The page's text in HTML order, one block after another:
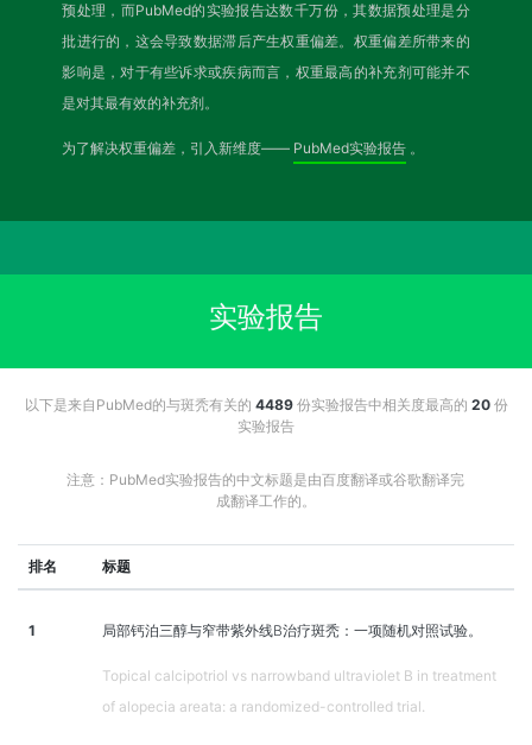
预处理，而PubMed的实验报告达数千万份，其数据预处理是分
批进行的，这会导致数据滞后产生权重偏差。权重偏差所带来的
影响是，对于有些诉求或疾病而言，权重最高的补充剂可能并不
是对其最有效的补充剂。
为了解决权重偏差，引入新维度—— PubMed实验报告 。
实验报告
以下是来自PubMed的与斑秃有关的 4489份实验报告中相关度最高的 20份
实验报告
注意：PubMed实验报告的中文标题是由百度翻译或谷歌翻译完
成翻译工作的。
排名 标题
1 局部钙泊三醇与窄带紫外线B治疗斑秃：一项随机对照试验。
Topical calcipotriol vs narrowband ultraviolet B in treatment
of alopecia areata: a randomized-controlled trial.